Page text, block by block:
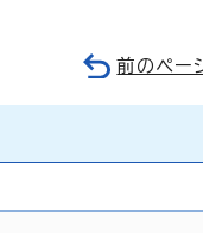
前のペー